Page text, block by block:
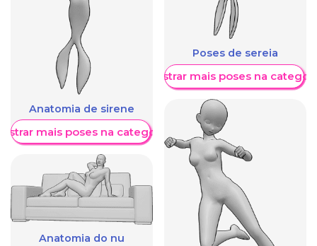
Anatomia de sirene
mais poses na categoria
Anatomia do nu
Poses de sereia
Mostrar mais poses na